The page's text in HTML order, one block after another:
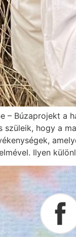
– Búzaprojekt a
szüleik, hogy a
Ilyen